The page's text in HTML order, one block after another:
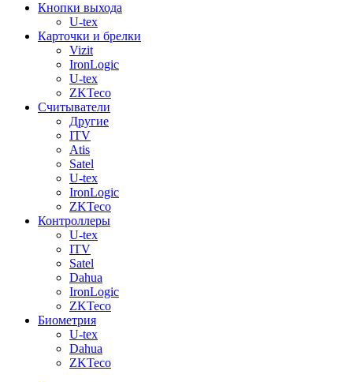
Кнопки выхода
U-tex
Карточки и брелки
Vizit
IronLogic
U-tex
ZKTeco
Считыватели
Другие
ITV
Atis
Satel
U-tex
IronLogic
ZKTeco
Контроллеры
U-tex
ITV
Satel
Dahua
IronLogic
ZKTeco
Биометрия
U-tex
Dahua
ZKTeco